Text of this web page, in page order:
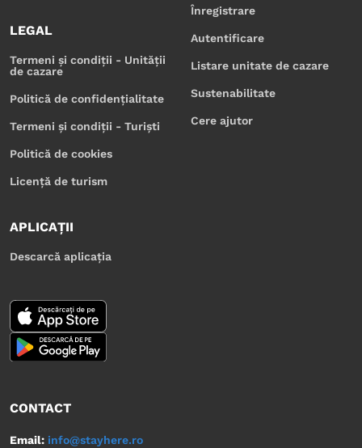
LEGAL
Termeni și condiții - Unității
de cazare
Politică de confidențialitate
Termeni și condiții - Turiști
Politică de cookies
Licență de turism
Înregistrare
Autentificare
Listare unitate de cazare
Sustenabilitate
Cere ajutor
APLICAȚII
Descarcă aplicația
CONTACT
Email: info@stayhere.ro